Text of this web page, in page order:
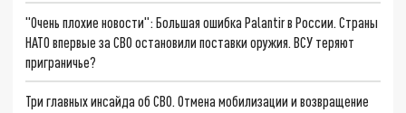
"Очень плохие новости": Большая ошибка Palantir в России. Страны
НАТО впервые за СВО остановили поставки оружия. ВСУ теряют
приграничье?
Три главных инсайда об СВО. Отмена мобилизации и возвращение